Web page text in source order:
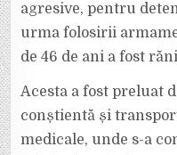
agresive, pentru
urma folosirii
de 46 de ani a fost
Acesta a fost preluat
conștientă și
medicale, unde s-a